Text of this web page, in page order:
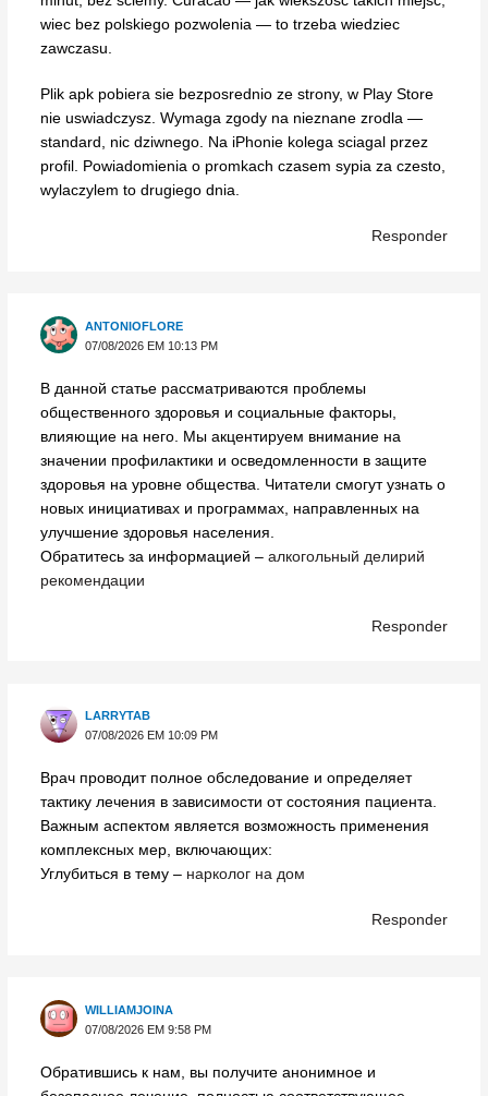
wiec bez polskiego pozwolenia — to trzeba wiedziec
zawczasu.
Plik apk pobiera sie bezposrednio ze strony, w Play Store
nie uswiadczysz. Wymaga zgody na nieznane zrodla —
standard, nic dziwnego. Na iPhonie kolega sciagal przez
profil. Powiadomienia o promkach czasem sypia za czesto,
wylaczylem to drugiego dnia.
Responder
ANTONIOFLORE
07/08/2026 EM 10:13 PM
В данной статье рассматриваются проблемы
общественного здоровья и социальные факторы,
влияющие на него. Мы акцентируем внимание на
значении профилактики и осведомленности в защите
здоровья на уровне общества. Читатели смогут узнать о
новых инициативах и программах, направленных на
улучшение здоровья населения.
Обратитесь за информацией – алкогольный делирий
рекомендации
Responder
LARRYTAB
07/08/2026 EM 10:09 PM
Врач проводит полное обследование и определяет
тактику лечения в зависимости от состояния пациента.
Важным аспектом является возможность применения
комплексных мер, включающих:
Углубиться в тему – нарколог на дом
Responder
WILLIAMJOINA
07/08/2026 EM 9:58 PM
Обратившись к нам, вы получите анонимное и